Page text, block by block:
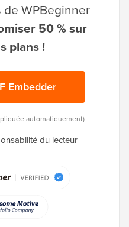
WPBeginner
50 % sur
plans !
Embedder
automatiquement)
du lecteur